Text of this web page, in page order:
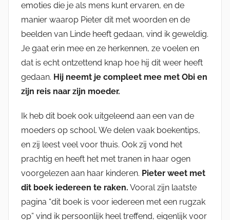
emoties die je als mens kunt ervaren, en de
manier waarop Pieter dit met woorden en de
beelden van Linde heeft gedaan, vind ik geweldig.
Je gaat erin mee en ze herkennen, ze voelen en
dat is echt ontzettend knap hoe hij dit weer heeft
gedaan. Hij neemt je compleet mee met Obi en
zijn reis naar zijn moeder.
Ik heb dit boek ook uitgeleend aan een van de
moeders op school. We delen vaak boekentips,
en zij leest veel voor thuis. Ook zij vond het
prachtig en heeft het met tranen in haar ogen
voorgelezen aan haar kinderen. Pieter weet met
dit boek iedereen te raken. Vooral zijn laatste
pagina “dit boek is voor iedereen met een rugzak
op” vind ik persoonlijk heel treffend, eigenlijk voor